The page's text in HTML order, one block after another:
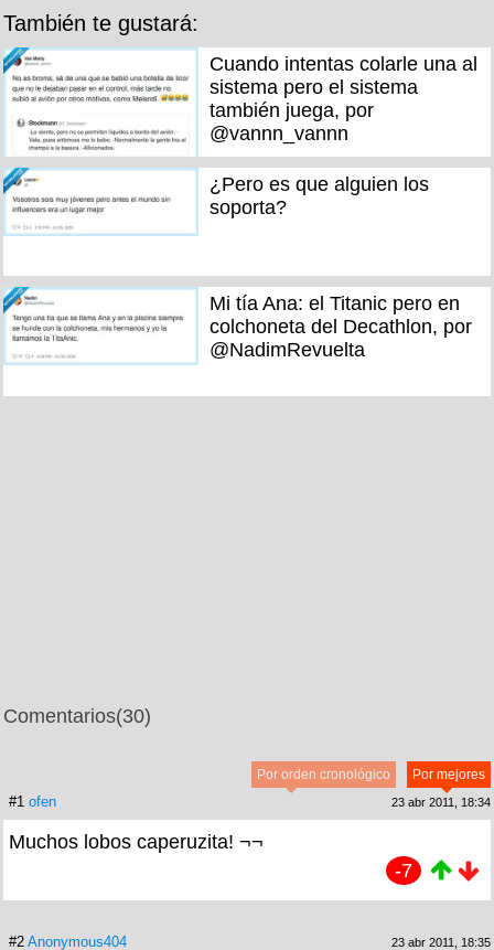
También te gustará:
Cuando intentas colarle una al
sistema pero el sistema
también juega, por
@vannn_vannn
¿Pero es que alguien los
soporta?
Mi tía Ana: el Titanic pero en
colchoneta del Decathlon, por
@NadimRevuelta
Comentarios(30)
Por mejores
Por orden cronológico
#1 ofen 23 abr 2011, 18:34
Muchos lobos caperuzita! ¬¬
-7
#2 Anonymous404 23 abr 2011, 18:35